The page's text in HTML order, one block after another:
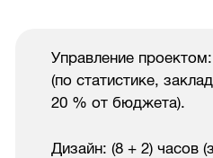
Управление
(по статистике,
20 % от бюджета).
Дизайн: (8 + 2) часов